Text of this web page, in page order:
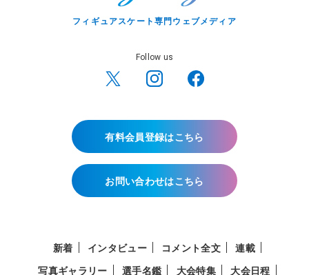
フィギュアスケート専門ウェブメディア
Follow us
有料会員登録はこちら
お問い合わせはこちら
新着 インタビュー コメント全文
連載
写真ギャラリー
選手名鑑 大会特集 大会日程